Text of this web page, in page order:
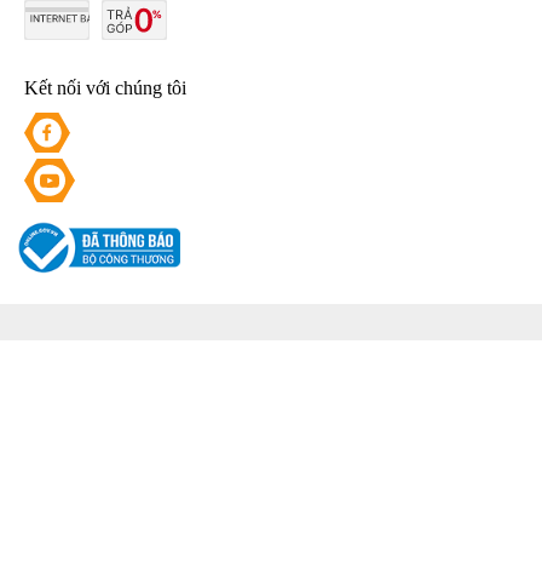
Kết nối với chúng tôi